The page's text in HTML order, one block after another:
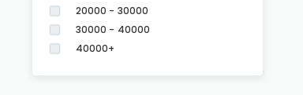
20000 - 30000
30000 - 40000
40000+